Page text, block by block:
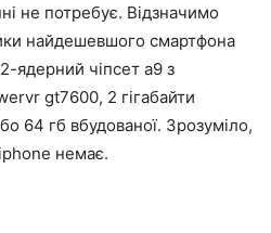
не потребує. Відзначимо
найдешевшого смартфона
2-ядерний чіпсет a9 з
gt7600, 2 гігабайти
64 гб вбудованої. Зрозуміло,
iphone немає.